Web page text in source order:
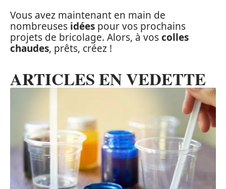
Vous avez maintenant en main de
nombreuses idées pour vos prochains
projets de bricolage. Alors, à voscolles
chaudes, prêts, créez !
ARTICLES EN VEDETTE